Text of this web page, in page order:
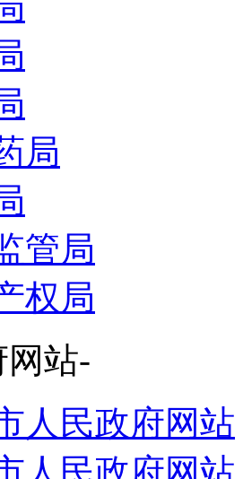
局
管局
权局
网站-
人民政府网站